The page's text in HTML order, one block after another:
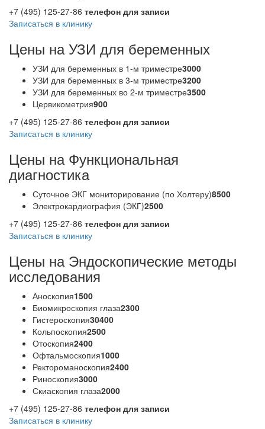
+7 (495) 125-27-86 телефон для записи
Записаться в клинику
Цены на УЗИ для беременных
УЗИ для беременных в 1-м триместре3000
УЗИ для беременных в 3-м триместре3200
УЗИ для беременных во 2-м триместре3500
Цервикометрия900
+7 (495) 125-27-86 телефон для записи
Записаться в клинику
Цены на Функциональная
диагностика
Суточное ЭКГ мониторирование (по Холтеру)8500
Электрокардиография (ЭКГ)2500
+7 (495) 125-27-86 телефон для записи
Записаться в клинику
Цены на Эндоскопические методы
исследования
Аноскопия1500
Биомикроскопия глаза2300
Гистероскопия30400
Кольпоскопия2500
Отоскопия2400
Офтальмоскопия1000
Ректороманоскопия2400
Риноскопия3000
Скиаскопия глаза2000
+7 (495) 125-27-86 телефон для записи
Записаться в клинику